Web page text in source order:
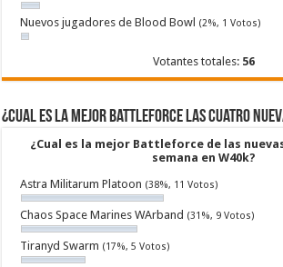
Nuevos jugadores de Blood Bowl (2%, 1 Votos)
Votantes totales: 56
¿Cual es la mejor Battleforce las cuatro
¿Cual es la mejor Battleforce de las
semana en W40k?
Astra Militarum Platoon (38%, 11 Votos)
Chaos Space Marines WArband (31%, 9 Votos)
Tiranyd Swarm (17%, 5 Votos)